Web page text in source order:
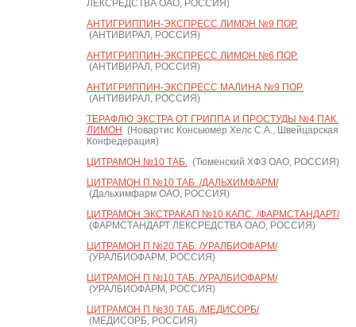
ЛЕКСРЕДСТВА ОАО, РОССИЯ)
АНТИГРИППИН-ЭКСПРЕСС ЛИМОН №9 ПОР.
(АНТИВИРАЛ, РОССИЯ)
АНТИГРИППИН-ЭКСПРЕСС ЛИМОН №6 ПОР.
(АНТИВИРАЛ, РОССИЯ)
АНТИГРИППИН-ЭКСПРЕСС МАЛИНА №9 ПОР.
(АНТИВИРАЛ, РОССИЯ)
ТЕРАФЛЮ ЭКСТРА ОТ ГРИППА И ПРОСТУДЫ №4 ПАК.
ЛИМОН (Новартис Консьюмер Хелс С.А., Швейцарская
Конфедерация)
ЦИТРАМОН №10 ТАБ.(Тюменский ХФЗ ОАО, РОССИЯ)
ЦИТРАМОН П №10 ТАБ. /ДАЛЬХИМФАРМ/
(Дальхимфарм ОАО, РОССИЯ)
ЦИТРАМОН ЭКСТРАКАП №10 КАПС. /ФАРМСТАНДАРТ/
(ФАРМСТАНДАРТ ЛЕКСРЕДСТВА ОАО, РОССИЯ)
ЦИТРАМОН П №20 ТАБ. /УРАЛБИОФАРМ/
(УРАЛБИОФАРМ, РОССИЯ)
ЦИТРАМОН П №10 ТАБ. /УРАЛБИОФАРМ/
(УРАЛБИОФАРМ, РОССИЯ)
ЦИТРАМОН П №30 ТАБ. /МЕДИСОРБ/
(МЕДИСОРБ, РОССИЯ)